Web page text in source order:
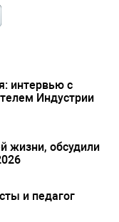
интервью с
Индустрии
жизни, обсудили
и педагог